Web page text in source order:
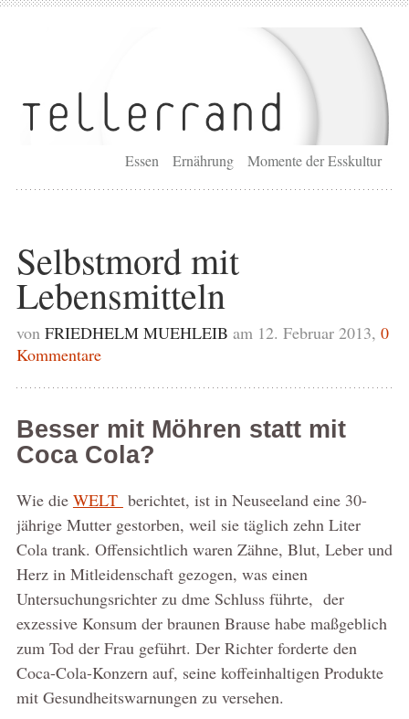
Essen Ernährung Momente der Esskultur
Selbstmord mit
Lebensmitteln
von FRIEDHELM MUEHLEIB am 12. Februar 2013, 0
Kommentare
Besser mit Möhren statt mit
Coca Cola?
Wie die WELT berichtet, ist in Neuseeland eine 30-
jährige Mutter gestorben, weil sie täglich zehn Liter
Cola trank. Offensichtlich waren Zähne, Blut, Leber und
Herz in Mitleidenschaft gezogen, was einen
Untersuchungsrichter zu dme Schluss führte, der
exzessive Konsum der braunen Brause habe maßgeblich
zum Tod der Frau geführt. Der Richter forderte den
Coca-Cola-Konzern auf, seine koffeinhaltigen Produkte
mit Gesundheitswarnungen zu versehen.